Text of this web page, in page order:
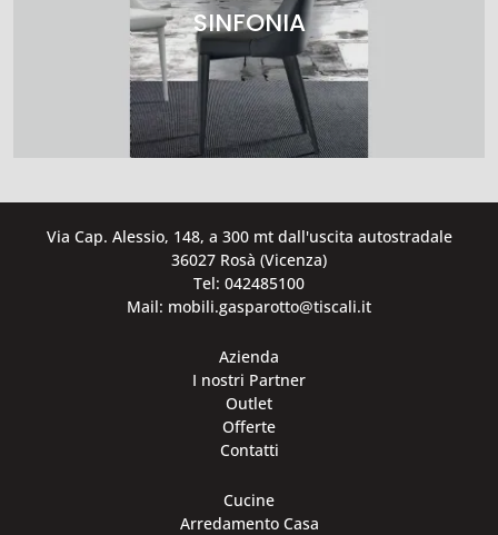
SINFONIA
Via Cap. Alessio, 148, a 300 mt dall'uscita autostradale
36027 Rosà (Vicenza)
Tel: 042485100
Mail: mobili.gasparotto@tiscali.it
Azienda
I nostri Partner
Outlet
Offerte
Contatti
Cucine
Arredamento Casa